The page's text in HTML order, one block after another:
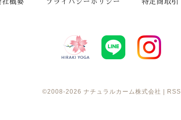
©2008-2026 ナチュラルカーム株式会社 | RSS